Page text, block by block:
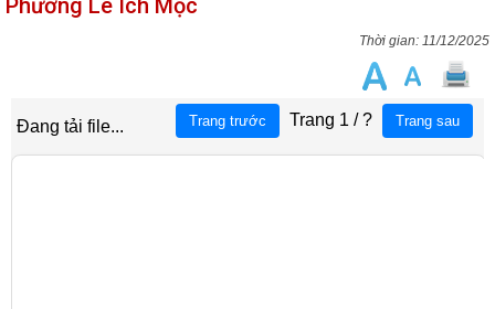
Phường Lê Ích Mộc
11/12/2025